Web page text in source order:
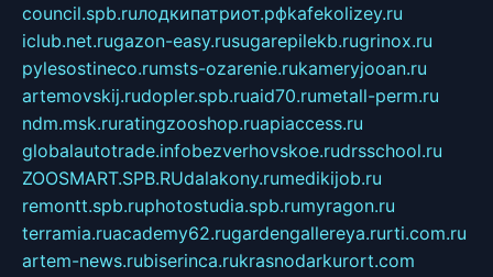
council.spb.ruлодкипатриот.рфkafekolizey.ru
iclub.net.rugazon-easy.rusugarepilekb.rugrinox.ru
pylesostineco.rumsts-ozarenie.rukameryjooan.ru
artemovskij.rudopler.spb.ruaid70.rumetall-perm.ru
ndm.msk.ruratingzooshop.ruapiaccess.ru
globalautotrade.infobezverhovskoe.rudrsschool.ru
ZOOSMART.SPB.RUdalakony.rumedikijob.ru
remontt.spb.ruphotostudia.spb.rumyragon.ru
terramia.ruacademy62.rugardengallereya.rurti.com.ru
artem-news.rubiserinca.rukrasnodarkurort.com